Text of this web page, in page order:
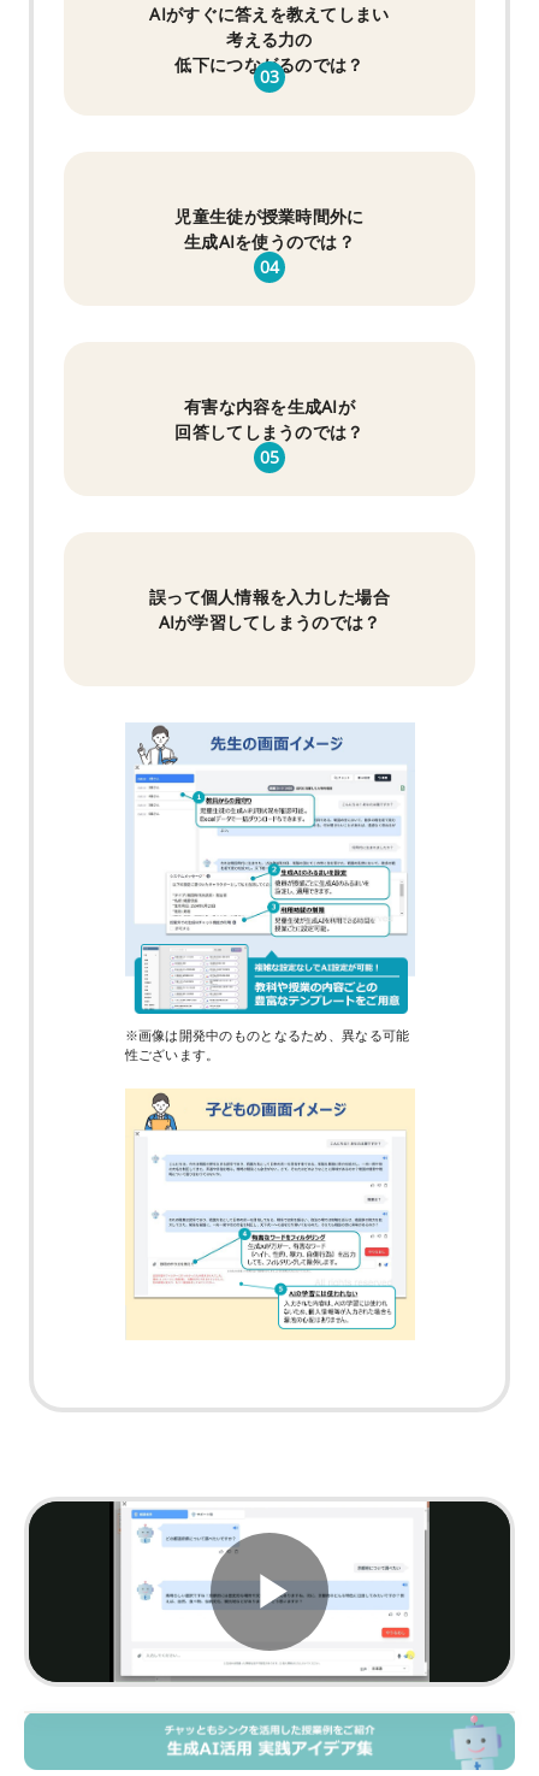
AIがすぐに答えを教えてしまい
考える力の
低下につながるのでは？
03
児童生徒が授業時間外に
生成AIを使うのでは？
04
有害な内容を生成AIが
回答してしまうのでは？
05
誤って個人情報を入力した場合
AIが学習してしまうのでは？
※画像は開発中のものとなるため、異なる可能
性ございます。